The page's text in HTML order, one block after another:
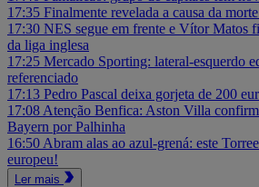
17:35 Finalmente revelada a causa da
17:30 NES segue em frente e Vítor Matos
da liga inglesa
17:25 Mercado Sporting: lateral-esquerdo
referenciado
17:13 Pedro Pascal deixa gorjeta de 200
17:08 Atenção Benfica: Aston Villa
Bayern por Palhinha
16:50 Abram alas ao azul-grená: este
europeu!
Ler mais